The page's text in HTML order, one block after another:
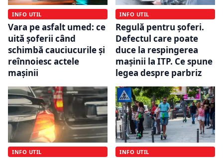
INFO UTIL
Vara pe asfalt umed: ce
uită șoferii când
schimbă cauciucurile și
reînnoiesc actele
mașinii
INFO UTIL
Regulă pentru șoferi.
Defectul care poate
duce la respingerea
mașinii la ITP. Ce spune
legea despre parbriz
INFO UTIL INFO UTIL